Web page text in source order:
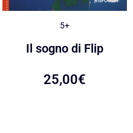
5+
Il sogno di Flip
25,00€